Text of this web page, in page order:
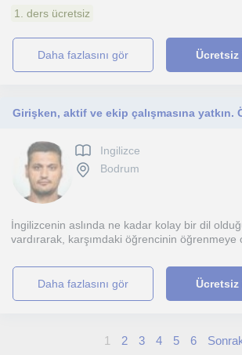
1. ders ücretsiz
daha fazlasını gör
Ingilizce
Bodrum
İngilizcenin aslında ne kadar kolay bir dil
vardırarak, karşımdaki öğrencinin öğrenmeye
daha fazlasını gör
1 2 3 4 5 6